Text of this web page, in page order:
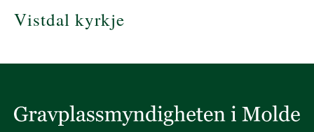
Vistdal kyrkje